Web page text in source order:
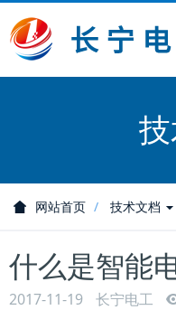
网站首页 技术文档
什么是智能
2017-11-19 长宁电工